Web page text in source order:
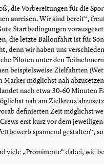
die Vorbereitungen für die
anreisen. Wir sind bereit“,
Startbedingungen
die letzte Ballonfahrt ist für
denn wir haben uns
Piloten unter den
beispielsweise Zielfahrten
möglichst nah
nach etwa 30-60 Minuten
nah am Zielkreuz
definierten Zeit möglichst
erst kurz vor dem
spannend gestalten“,
viele „Prominente“ dabei, wie